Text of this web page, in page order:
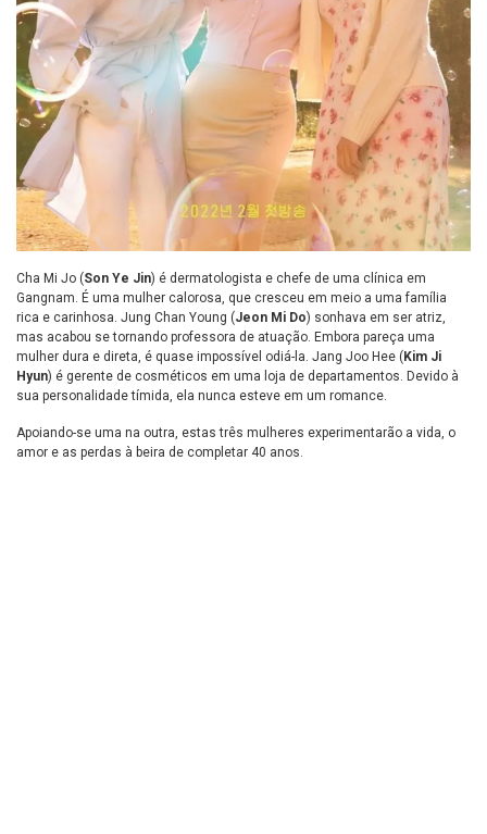
Cha Mi Jo (Son Ye Jin) é dermatologista e chefe de uma clínica em
Gangnam. É uma mulher calorosa, que cresceu em meio a uma família
rica e carinhosa. Jung Chan Young (Jeon Mi Do) sonhava em ser atriz,
mas acabou se tornando professora de atuação. Embora pareça uma
mulher dura e direta, é quase impossível odiá-la. Jang Joo Hee ( Kim Ji
Hyun) é gerente de cosméticos em uma loja de departamentos. Devido à
sua personalidade tímida, ela nunca esteve em um romance.
Apoiando-se uma na outra, estas três mulheres experimentarão a vida, o
amor e as perdas à beira de completar 40 anos.